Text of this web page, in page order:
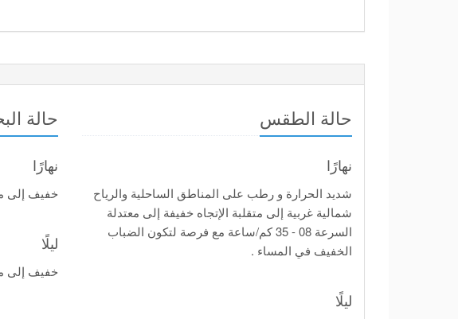
حالة الطقس
نهارًا
شديد الحرارة و رطب على المناطق الساحلية والرياح
شمالية غربية إلى متقلبة الإتجاه خفيفة إلى معتدلة
السرعة 08 - 35 كم/ساعة مع فرصة لتكون الضباب
الخفيف في المساء .
ليلًا
حالة
نهارًا
خفيف إلى
ليلًا
خفيف إلى